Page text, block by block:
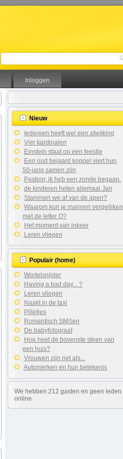
Inloggen
Nieuw
Iedereen heeft wel een afwijking
Vier kardinalen
Einstein staat op een feestje
Een oud bejaard koppel viert hun
50-jarig samen zijn
Pastoor, ik heb een zonde begaan.
de kinderen heten allemaal Jan
Stammen we af van de apen?
Waarom kun je mannen vergelijken
met de letter Q?
Het moment van inkeer
Leren vliegen
Populair (home)
Wortelsnijder
Having a bad day... ?
Leren vliegen
Naakt in de taxi
Pilletjes
Romantisch SMSen
De babyfotograaf
Hoe heet de bovenste steen van
een huis?
Vrouwen zijn net als...
Automerken en hun betekenis
We hebben 212 gasten en geen leden
online